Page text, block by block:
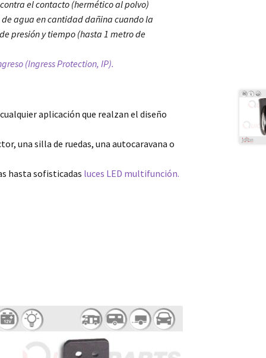
el contacto (hermético al polvo)
agua en cantidad dañina cuando la
presión y tiempo (hasta 1 metro de
(Ingress Protection, IP).
aplicación que realzan el diseño
una silla de ruedas, una autocaravana o
hasta sofisticadas luces LED multifunción.